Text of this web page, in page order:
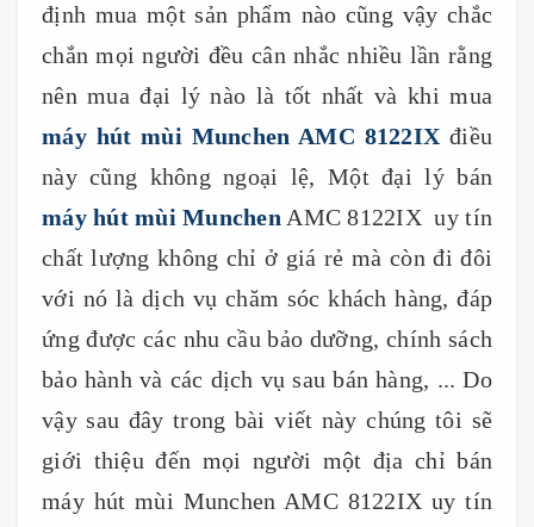
định mua một sản phẩm nào cũng vậy chắc
chắn mọi người đều cân nhắc nhiều lần rằng
nên mua đại lý nào là tốt nhất và khi mua
máy hút mùi Munchen AMC 8122IX điều
này cũng không ngoại lệ, Một đại lý bán
máy hút mùi Munchen AMC 8122IX uy tín
chất lượng không chỉ ở giá rẻ mà còn đi đôi
với nó là dịch vụ chăm sóc khách hàng, đáp
ứng được các nhu cầu bảo dưỡng, chính sách
bảo hành và các dịch vụ sau bán hàng, ... Do
vậy sau đây trong bài viết này chúng tôi sẽ
giới thiệu đến mọi người một địa chỉ bán
máy hút mùi Munchen AMC 8122IX uy tín